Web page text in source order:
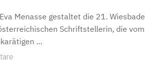
Menasse gestaltet die 21.
Schriftstellerin, die
...